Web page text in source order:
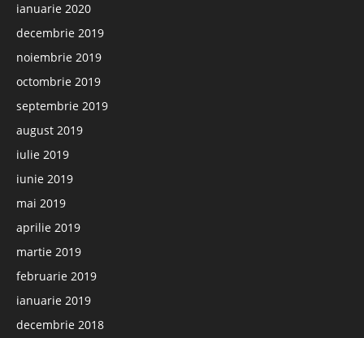
ianuarie 2020
decembrie 2019
noiembrie 2019
octombrie 2019
septembrie 2019
august 2019
iulie 2019
iunie 2019
mai 2019
aprilie 2019
martie 2019
februarie 2019
ianuarie 2019
decembrie 2018